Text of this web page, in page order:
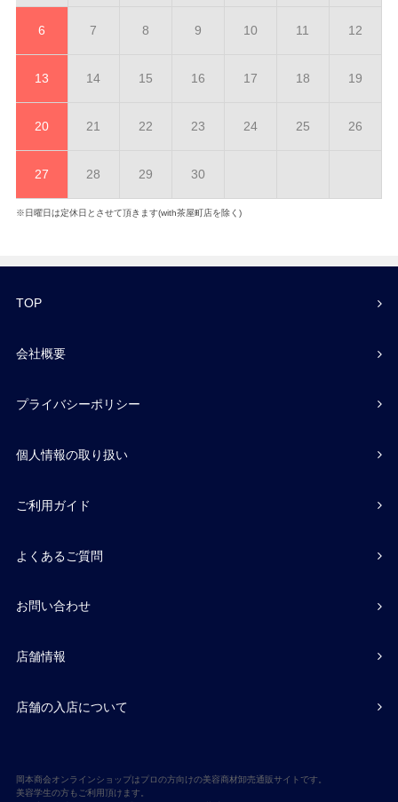
6 7 8 9 10 11 12
13 14 15 16 17 18 19
20 21 22 23 24 25 26
27 28 29 30
※日曜日は定休日とさせて頂きます(with茶屋町店を除く)
TOP
会社概要
プライバシーポリシー
個人情報の取り扱い
ご利用ガイド
よくあるご質問
お問い合わせ
店舗情報
店舗の入店について
岡本商会オンラインショップはプロの方向けの美容商材卸売通販サイトです。
美容学生の方もご利用頂けます。